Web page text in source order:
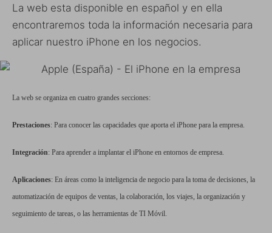
La web esta disponible en español y en ella
encontraremos toda la información necesaria para
aplicar nuestro iPhone en los negocios.
La web se organiza en cuatro grandes secciones:
Prestaciones: Para conocer las capacidades que aporta el iPhone para la empresa.
Integración: Para aprender a implantar el iPhone en entornos de empresa.
Aplicaciones: En áreas como la inteligencia de negocio para la toma de decisiones, la
automatización de equipos de ventas, la colaboración, los viajes, la organización y
seguimiento de tareas, o las herramientas de TI Móvil.